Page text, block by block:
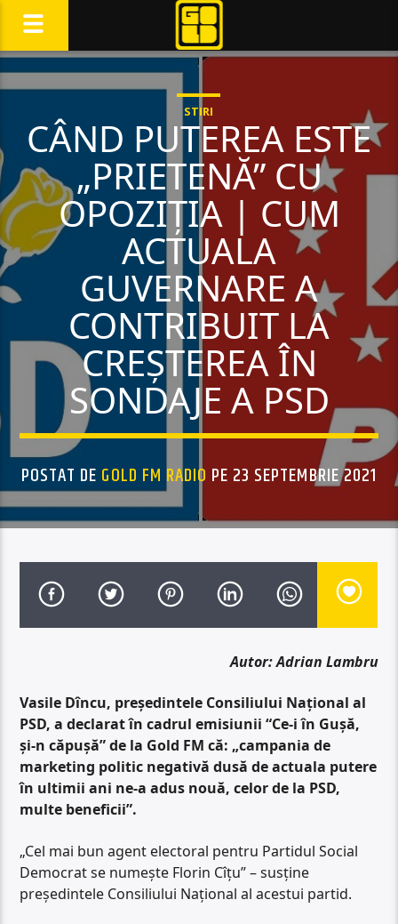
STIRI
CÂND PUTEREA ESTE
„PRIETENĂ” CU
OPOZIȚIA | CUM
ACTUALA
GUVERNARE A
CONTRIBUIT LA
CREȘTEREA ÎN
SONDAJE A PSD
POSTAT DE GOLD FM RADIO PE 23 SEPTEMBRIE 2021
Autor: Adrian Lambru
Vasile Dîncu, președintele Consiliului Național al
PSD, a declarat în cadrul emisiunii “Ce-i în Gușă,
și-n căpușă” de la Gold FM că: „campania de
marketing politic negativă dusă de actuala putere
în ultimii ani ne-a adus nouă, celor de la PSD,
multe beneficii”.
„Cel mai bun agent electoral pentru Partidul Social
Democrat se numește Florin Cîțu” – susține
președintele Consiliului Național al acestui partid.